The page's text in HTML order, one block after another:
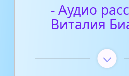
- Аудио
Виталия